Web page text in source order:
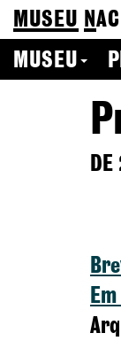
MUSEU N
MUSEU